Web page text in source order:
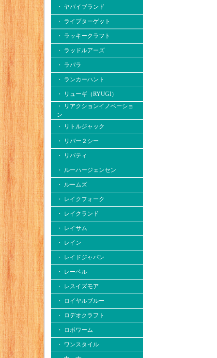
・ ヤバイブランド
・ ライブターゲット
・ ラッキークラフト
・ ラッドルアーズ
・ ラパラ
・ ランカーハント
・ リューギ（RYUGI）
・ リアクションイノベーショ
ン
・ リトルジャック
・ リバー２シー
・ リバティ
・ ルーハージェンセン
・ ルームズ
・ レイクフォーク
・ レイクランド
・ レイサム
・ レイン
・ レイドジャパン
・ レーベル
・ レスイズモア
・ ロイヤルブルー
・ ロデオクラフト
・ ロボワーム
・ ワンスタイル